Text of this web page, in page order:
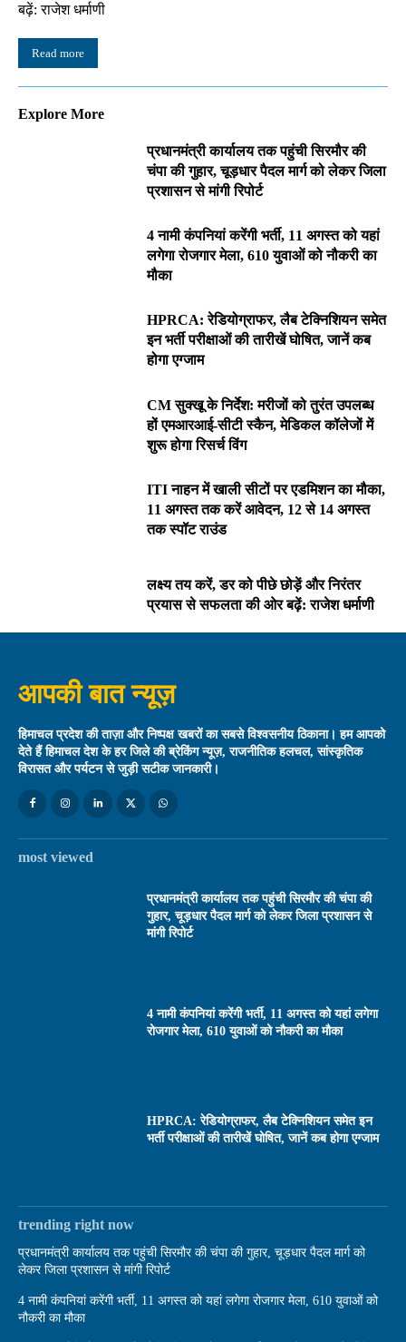
बढ़ें: राजेश धर्माणी
Read more
Explore More
प्रधानमंत्री कार्यालय तक पहुंची सिरमौर की
चंपा की गुहार, चूड़धार पैदल मार्ग को लेकर जिला
प्रशासन से मांगी रिपोर्ट
4 नामी कंपनियां करेंगी भर्ती, 11 अगस्त को यहां
लगेगा रोजगार मेला, 610 युवाओं को नौकरी का
मौका
HPRCA: रेडियोग्राफर, लैब टेक्निशियन समेत
इन भर्ती परीक्षाओं की तारीखें घोषित, जानें कब
होगा एग्जाम
CM सुक्खू के निर्देश: मरीजों को तुरंत उपलब्ध
हों एमआरआई-सीटी स्कैन, मेडिकल कॉलेजों में
शुरू होगा रिसर्च विंग
ITI नाहन में खाली सीटों पर एडमिशन का मौका,
11 अगस्त तक करें आवेदन, 12 से 14 अगस्त
तक स्पॉट राउंड
लक्ष्य तय करें, डर को पीछे छोड़ें और निरंतर
प्रयास से सफलता की ओर बढ़ें: राजेश धर्माणी
आपकी बात न्यूज़
हिमाचल प्रदेश की ताज़ा और निष्पक्ष खबरों का सबसे विश्वसनीय ठिकाना। हम आपको
देते हैं हिमाचल देश के हर जिले की ब्रेकिंग न्यूज़, राजनीतिक हलचल, सांस्कृतिक
विरासत और पर्यटन से जुड़ी सटीक जानकारी।
most viewed
प्रधानमंत्री कार्यालय तक पहुंची सिरमौर की चंपा की
गुहार, चूड़धार पैदल मार्ग को लेकर जिला प्रशासन से
मांगी रिपोर्ट
4 नामी कंपनियां करेंगी भर्ती, 11 अगस्त को यहां लगेगा
रोजगार मेला, 610 युवाओं को नौकरी का मौका
HPRCA: रेडियोग्राफर, लैब टेक्निशियन समेत इन
भर्ती परीक्षाओं की तारीखें घोषित, जानें कब होगा एग्जाम
trending right now
प्रधानमंत्री कार्यालय तक पहुंची सिरमौर की चंपा की गुहार, चूड़धार पैदल मार्ग को
लेकर जिला प्रशासन से मांगी रिपोर्ट
4 नामी कंपनियां करेंगी भर्ती, 11 अगस्त को यहां लगेगा रोजगार मेला, 610 युवाओं को
नौकरी का मौका